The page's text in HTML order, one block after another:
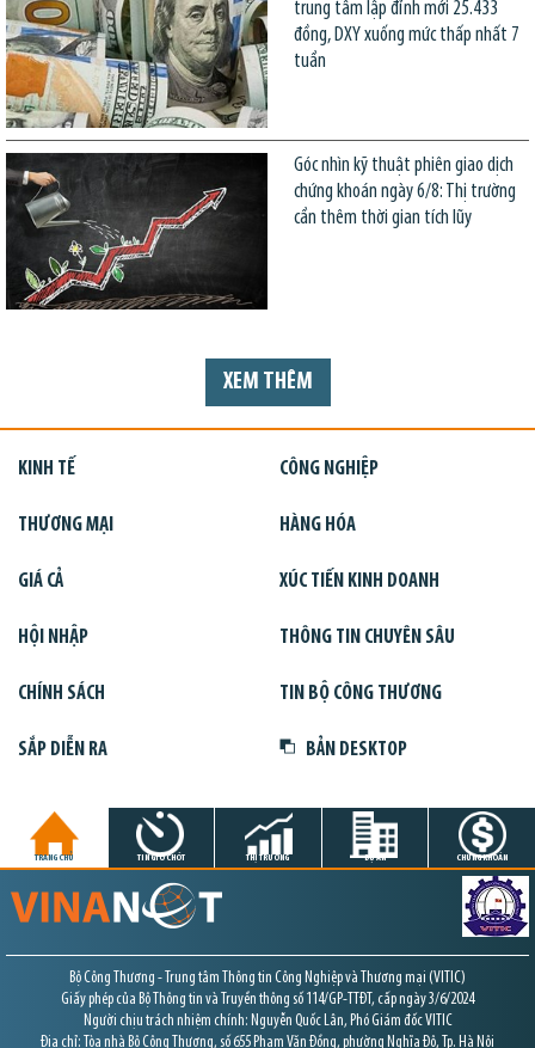
trung tâm lập đỉnh mới 25.433
đồng, DXY xuống mức thấp nhất 7
tuần
Góc nhìn kỹ thuật phiên giao dịch
chứng khoán ngày 6/8: Thị trường
cần thêm thời gian tích lũy
XEM THÊM
KINH TẾ CÔNG NGHIỆP
THƯƠNG MẠI HÀNG HÓA
GIÁ CẢ XÚC TIẾN KINH DOANH
HỘI NHẬP THÔNG TIN CHUYÊN SÂU
CHÍNH SÁCH TIN BỘ CÔNG THƯƠNG
SẮP DIỄN RA BẢN DESKTOP
TRANG CHỦ TIN GIỜ CHÓT THỊ TRƯỜNG DỰ ÁN CHỨNG KHOÁN
Bộ Công Thương - Trung tâm Thông tin Công Nghiệp và Thương mại (VITIC)
Giấy phép của Bộ Thông tin và Truyền thông số 114/GP-TTĐT, cấp ngày 3/6/2024
Người chịu trách nhiệm chính: Nguyễn Quốc Lân, Phó Giám đốc VITIC
Địa chỉ: Tòa nhà Bộ Công Thương, số 655 Phạm Văn Đồng, phường Nghĩa Đô, Tp. Hà Nội